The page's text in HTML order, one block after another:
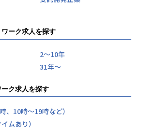
ーク求人を探す
2〜10年
31年〜
ク求人を探す
、10時～19時など）
ムあり）